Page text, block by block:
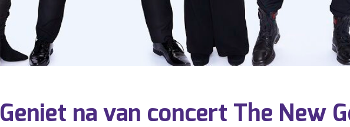
Geniet na van concert The New